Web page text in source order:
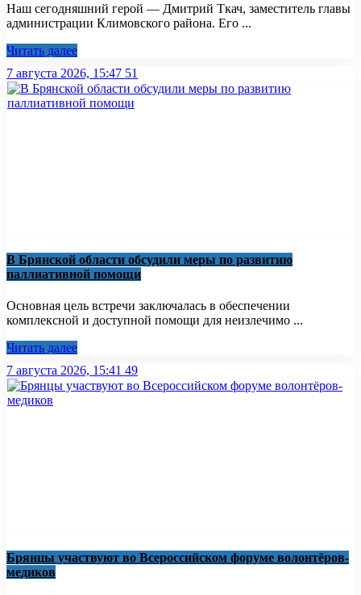
Наш сегодняшний герой — Дмитрий Ткач, заместитель главы
администрации Климовского района. Его ...
Читать далее
7 августа 2026, 15:47 51
В Брянской области обсудили меры по развитию
паллиативной помощи
Основная цель встречи заключалась в обеспечении
комплексной и доступной помощи для неизлечимо ...
Читать далее
7 августа 2026, 15:41 49
Брянцы участвуют во Всероссийском форуме волонтёров-
медиков